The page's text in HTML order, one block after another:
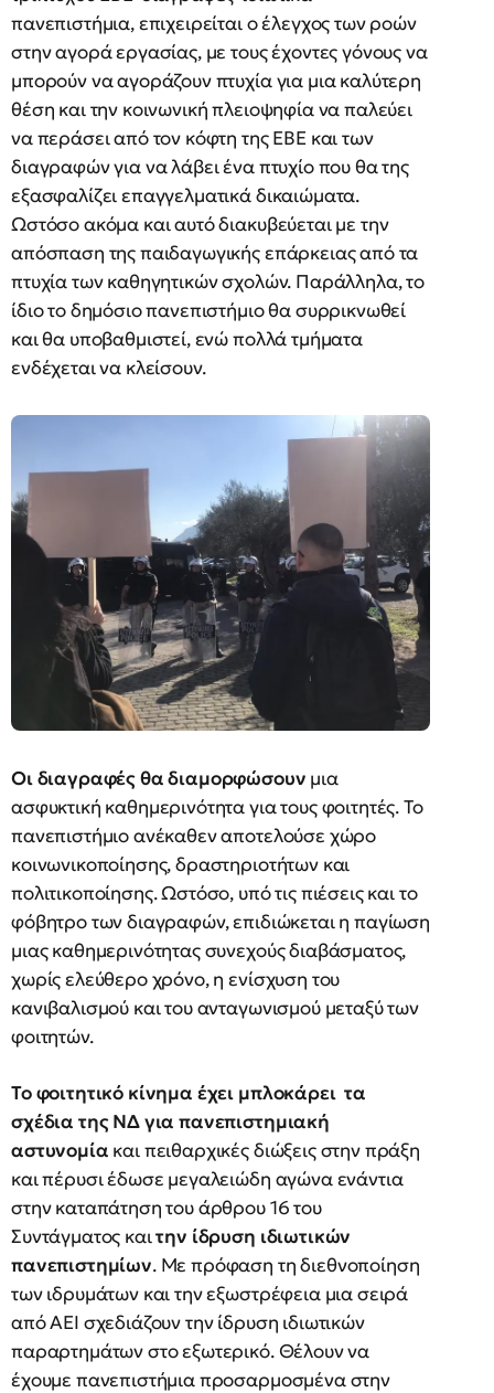
πανεπιστήμια, επιχειρείται ο έλεγχος των ροών
στην αγορά εργασίας, με τους έχοντες γόνους να
μπορούν να αγοράζουν πτυχία για μια καλύτερη
θέση και την κοινωνική πλειοψηφία να παλεύει
να περάσει από τον κόφτη της ΕΒΕ και των
διαγραφών για να λάβει ένα πτυχίο που θα της
εξασφαλίζει επαγγελματικά δικαιώματα.
Ωστόσο ακόμα και αυτό διακυβεύεται με την
απόσπαση της παιδαγωγικής επάρκειας από τα
πτυχία των καθηγητικών σχολών. Παράλληλα, το
ίδιο το δημόσιο πανεπιστήμιο θα συρρικνωθεί
και θα υποβαθμιστεί, ενώ πολλά τμήματα
ενδέχεται να κλείσουν.
Οι διαγραφές θα διαμορφώσουν μια
ασφυκτική καθημερινότητα για τους φοιτητές. Το
πανεπιστήμιο ανέκαθεν αποτελούσε χώρο
κοινωνικοποίησης, δραστηριοτήτων και
πολιτικοποίησης. Ωστόσο, υπό τις πιέσεις και το
φόβητρο των διαγραφών, επιδιώκεται η παγίωση
μιας καθημερινότητας συνεχούς διαβάσματος,
χωρίς ελεύθερο χρόνο, η ενίσχυση του
κανιβαλισμού και του ανταγωνισμού μεταξύ των
φοιτητών.
Το φοιτητικό κίνημα έχει μπλοκάρει τα
σχέδια της ΝΔ για πανεπιστημιακή
αστυνομία και πειθαρχικές διώξεις στην πράξη
και πέρυσι έδωσε μεγαλειώδη αγώνα ενάντια
στην καταπάτηση του άρθρου 16 του
Συντάγματος καιτην ίδρυση ιδιωτικών
πανεπιστημίων. Με πρόφαση τη διεθνοποίηση
των ιδρυμάτων και την εξωστρέφεια μια σειρά
από ΑΕΙ σχεδιάζουν την ίδρυση ιδιωτικών
παραρτημάτων στο εξωτερικό. Θέλουν να
έχουμε πανεπιστήμια προσαρμοσμένα στην